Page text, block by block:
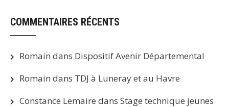
COMMENTAIRES RÉCENTS
Romain dans Dispositif Avenir Départemental
Romain dans TDJ à Luneray et au Havre
Constance Lemaire dans Stage technique jeunes